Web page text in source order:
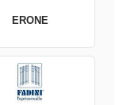
ERONE